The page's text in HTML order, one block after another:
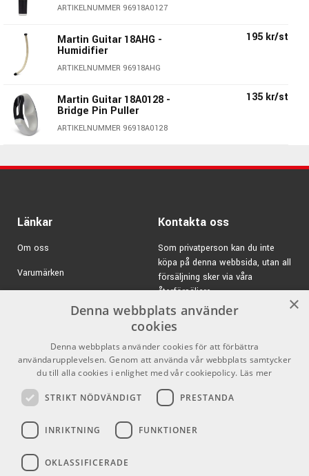
000-14 Fret
Solitt lock i gran
Scalloped X-bracing
Sidenmatt finish
24.9" skala
4,45 cm vid översadeln
ARTIKELNUMMER 96918A0127
Martin Guitar 18AHG -
Humidifier
ARTIKELNUMMER 96918AHG
195 kr/st
Martin Guitar 18A0128 -
Bridge Pin Puller
ARTIKELNUMMER 96918A0128
135 kr/st
Länkar
Om oss
Varumärken
Försäljningsvillkor
Inlogg för återförsäljare
Kontakta oss
Som privatperson kan du inte
köpa på denna webbsida, utan all
försäljning sker via våra
återförsäljare.
E-post:info@emnordic.se
×
Denna webbplats använder
cookies
Denna webbplats använder cookies för att förbättra
användarupplevelsen. Genom att använda vår webbplats samtycker
du till alla cookies i enlighet med vår cookiepolicy. Läs mer
STRIKT NÖDVÄNDIGT PRESTANDA
INRIKTNING FUNKTIONER
OKLASSIFICERADE